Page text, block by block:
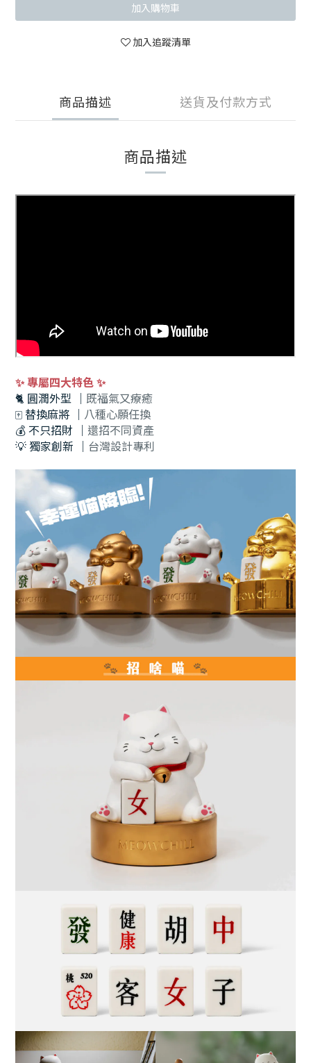
加入購物車
加入追蹤清單
商品描述 送貨及付款方式
商品描述
✨ 專屬四大特色 ✨
🐈 圓潤外型 ｜ 既福氣又療癒
🀄️ 替換麻將 ｜ 八種心願任換
💰不只招財 ｜ 還招不同資產
💡 獨家創新 ｜ 台灣設計專利